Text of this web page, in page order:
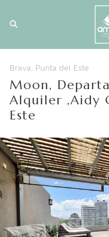
Brava, Punta del Este
Moon,
Alquiler ,Aidy
Este